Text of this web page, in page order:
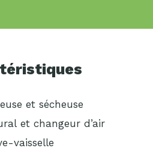
et sécheuse
et changeur d’air
vaisselle